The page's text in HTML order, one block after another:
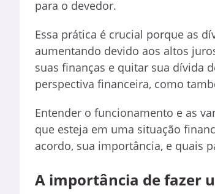
para o devedor.
Essa prática é crucial porque as
aumentando devido aos altos
suas finanças e quitar sua dívida
perspectiva financeira, como
Entender o funcionamento e as
que esteja em uma situação
acordo, sua importância, e quais
A importância de fazer